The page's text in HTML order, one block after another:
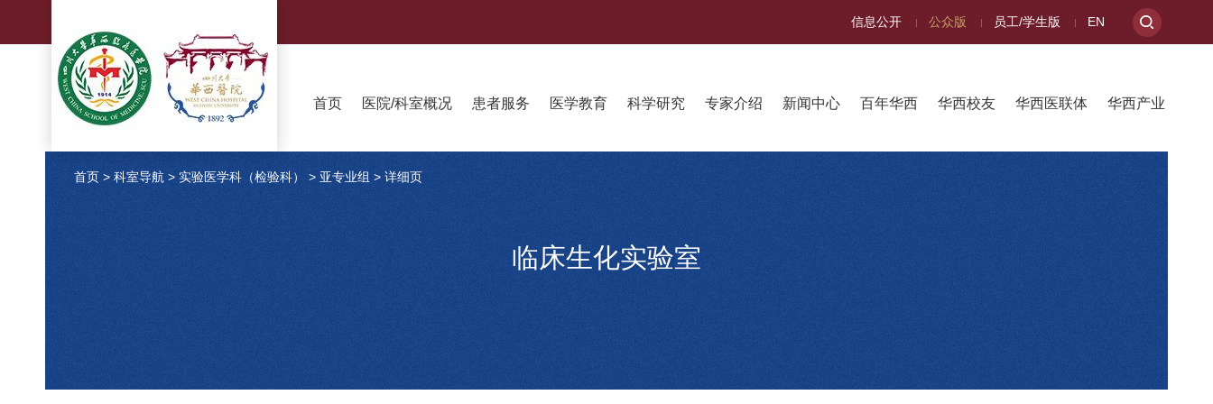
信息公开 公众版 员工/学生版 EN
首页 医院/科室概况 患者服务 医学教育 科学研究 专家介绍 新闻中心 百年华西 华西校友 华西医联体 华西产业
首页 > 科室导航 > 实验医学科（检验科） > 亚专业组 > 详细页
临床生化实验室